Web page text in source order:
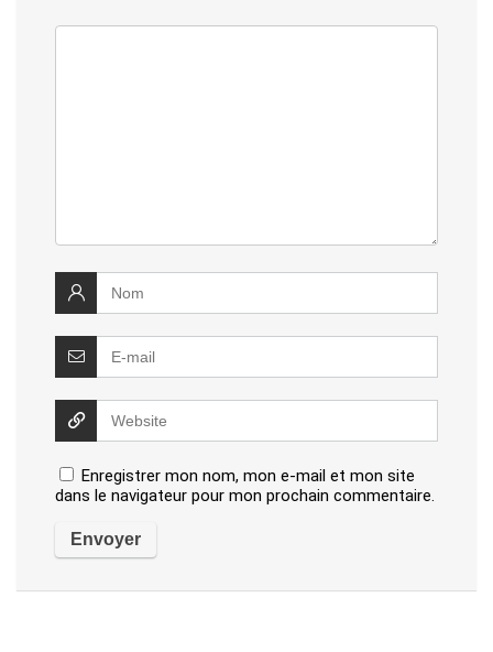
Enregistrer mon nom, mon e-mail et mon site
dans le navigateur pour mon prochain commentaire.